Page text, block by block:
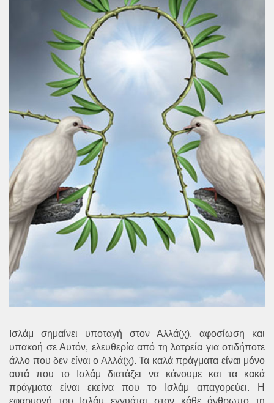
Ισλάμ σημαίνει υποταγή στον Αλλά(χ), αφοσίωση και
υπακοή σε Αυτόν, ελευθερία από τη λατρεία για οτιδήποτε
άλλο που δεν είναι ο Αλλά(χ). Τα καλά πράγματα είναι μόνο
αυτά που το Ισλάμ διατάζει να κάνουμε και τα κακά
πράγματα είναι εκείνα που το Ισλάμ απαγορεύει. Η
εφαρμογή του Ισλάμ εγγυάται στον κάθε άνθρωπο τη